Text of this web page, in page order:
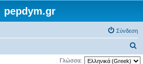
pepdym.gr
Σύνδεση
ν
Γλώσσα: